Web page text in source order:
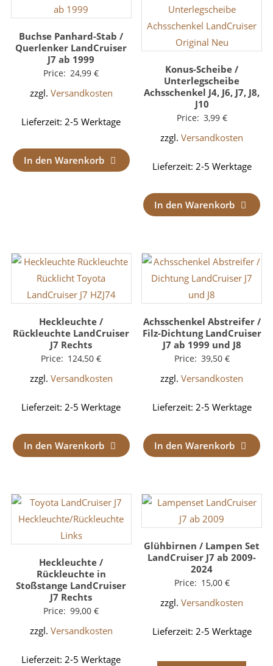
Buchse Panhard-Stab /
Querlenker LandCruiser
J7 ab 1999
Price: 24,99€
zzgl. Versandkosten
Lieferzeit:2-5 Werktage
In den Warenkorb
Konus-Scheibe /
Unterlegscheibe
Achsschenkel J4, J6, J7, J8,
J10
Price: 3,99 €
zzgl.Versandkosten
Lieferzeit: 2-5 Werktage
In den Warenkorb
Heckleuchte /
Rückleuchte LandCruiser
J7 Rechts
Price: 124,50€
zzgl. Versandkosten
Lieferzeit: 2-5 Werktage
In den Warenkorb
Achsschenkel Abstreifer /
Filz-Dichtung LandCruiser
J7 ab 1999 und J8
Price: 39,50 €
zzgl.Versandkosten
Lieferzeit: 2-5 Werktage
In den Warenkorb
Heckleuchte /
Rückleuchte in
Stoßstange LandCruiser
J7 Rechts
Price: 99,00€
zzgl. Versandkosten
Lieferzeit: 2-5 Werktage
Glühbirnen / Lampen Set
LandCruiser J7 ab 2009-
2024
Price: 15,00 €
zzgl.Versandkosten
Lieferzeit: 2-5 Werktage